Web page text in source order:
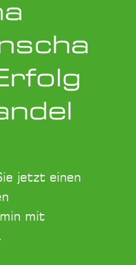
jetzt einen
mit